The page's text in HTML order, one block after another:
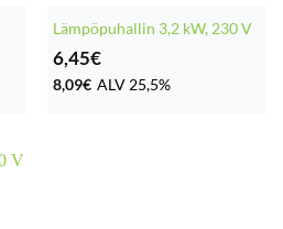
Lämpöpuhallin 3,2 kW, 230 V
6,45€
8,09€ ALV 25,5%